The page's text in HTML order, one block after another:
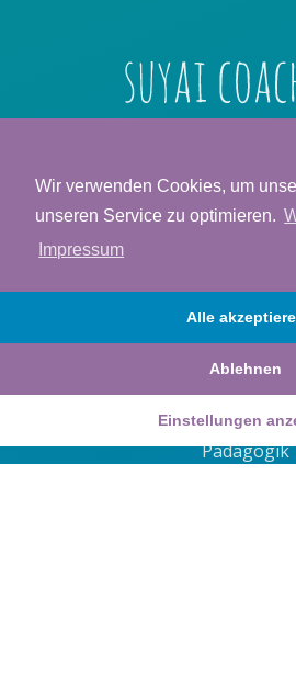
12161 Berlin
ev
0176
Pädagogik
Wir verwenden Cookies, um
unseren Service zu optimieren.
Impressum
Alle
Ablehnen
Einstellungen